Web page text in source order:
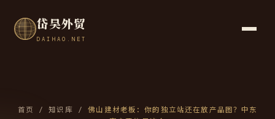
岱昊外贸
DAIHAO.NET
首页 /知识库 /佛山建材老板：你的独立站还在放产品图？中东